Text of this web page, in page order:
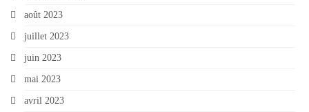
août 2023
juillet 2023
juin 2023
mai 2023
avril 2023